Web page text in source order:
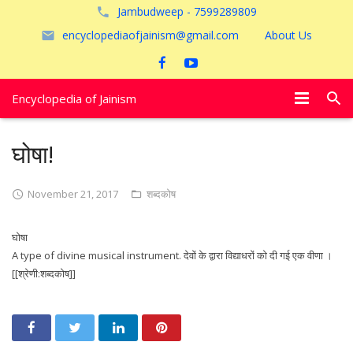
Jambudweep - 7599289809
encyclopediaofjainism@gmail.com
About Us
Encyclopedia of Jainism
अयोध्या
घोषा!
November 21, 2017 शब्दकोष
घोषा
A type of divine musical instrument. देवों के द्वारा विद्याधरों को दी गई एक वीणा ।
[[श्रेणी:शब्दकोष]]